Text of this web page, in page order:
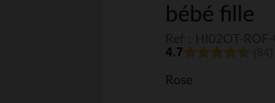
bébé fille
4.7
Rose